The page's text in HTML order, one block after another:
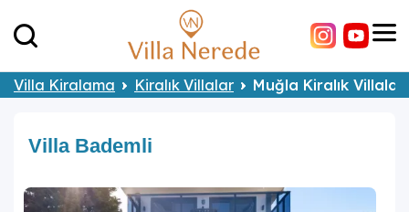
Villa Kiralama Kiralık Villalar Muğla Kiralık Villalar
Villa Bademli